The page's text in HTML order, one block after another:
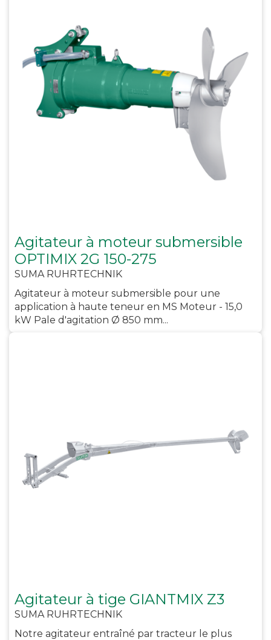
Agitateur à moteur submersible
OPTIMIX 2G 150-275
SUMA RUHRTECHNIK
Agitateur à moteur submersible pour une
application à haute teneur en MS Moteur - 15,0
kW Pale d'agitation Ø 850 mm...
Agitateur à tige GIANTMIX Z3
SUMA RUHRTECHNIK
Notre agitateur entraîné par tracteur le plus